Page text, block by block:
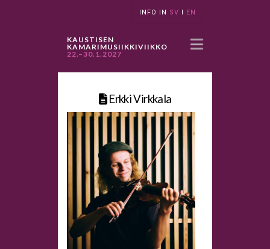
INFO IN SV I EN
KAUSTISEN
KAMARIMUSIIKKIVIIKKO
22.–30.1.2027
Erkki Virkkala